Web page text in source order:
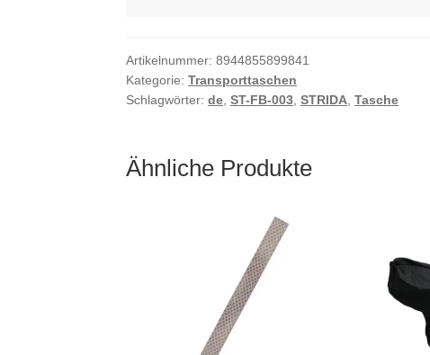
Artikelnummer:8944855899841
Kategorie:Transporttaschen
Schlagwörter:de,ST-FB-003,STRIDA,Tasche
Ähnliche Produkte